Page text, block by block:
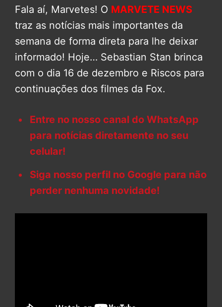
Fala aí, Marvetes! O MARVETE NEWS
traz as notícias mais importantes da
semana de forma direta para lhe deixar
informado! Hoje… Sebastian Stan brinca
com o dia 16 de dezembro e Riscos para
continuações dos filmes da Fox.
Entre no nosso canal do WhatsApp
para notícias diretamente no seu
celular!
Siga nosso perfil no Google para não
perder nenhuma novidade!